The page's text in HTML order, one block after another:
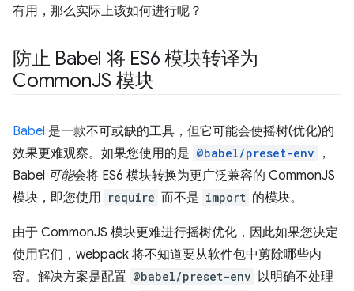
有用，那么实际上该如何进行呢？
防止 Babel 将 ES6 模块转译为
CommonJS 模块
Babel 是一款不可或缺的工具，但它可能会使摇树(优化)的
效果更难观察。如果您使用的是 @babel/preset-env
，
Babel 可能会将 ES6 模块转换为更广泛兼容的 CommonJS
模块，即您使用 require 而不是 import 的模块。
由于 CommonJS 模块更难进行摇树优化，因此如果您决定
使用它们，webpack 将不知道要从软件包中剪除哪些内
容。解决方案是配置 @babel/preset-env 以明确不处理